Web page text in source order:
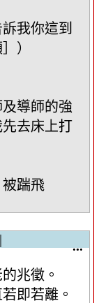
我你這到
）
導師的強
去床上打
踹飛
兆徵。
即若離。
...顯